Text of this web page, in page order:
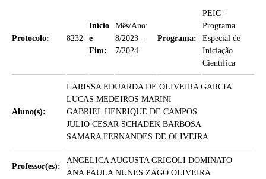
Protocolo: 8232
Início
e
Fim:
Mês/Ano:
8/2023 -
7/2024
Programa:
PEIC -
Programa
Especial de
Iniciação
Científica
Aluno(s):
LARISSA EDUARDA DE OLIVEIRA GARCIA
LUCAS MEDEIROS MARINI
GABRIEL HENRIQUE DE CAMPOS
JULIO CESAR SCHADEK BARBOSA
SAMARA FERNANDES DE OLIVEIRA
Professor(es):
ANGELICA AUGUSTA GRIGOLI DOMINATO
ANA PAULA NUNES ZAGO OLIVEIRA